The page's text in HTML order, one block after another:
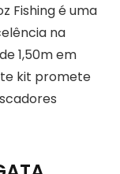
Fishing é uma
na
1,50m em
kit promete